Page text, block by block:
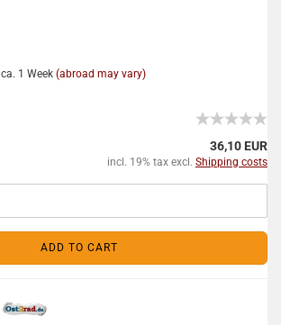
ca. 1 Week (abroad may vary)
36,10 EUR
incl. 19% tax excl. Shipping costs
ADD TO CART